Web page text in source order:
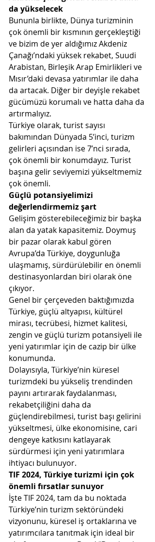
da yükselecek
Bununla birlikte, Dünya turizminin
çok önemli bir kısmının gerçekleştiği
ve bizim de yer aldığımız Akdeniz
Çanağı’ndaki yüksek rekabet, Suudi
Arabistan, Birleşik Arap Emirlikleri ve
Mısır’daki devasa yatırımlar ile daha
da artacak. Diğer bir deyişle rekabet
gücümüzü korumalı ve hatta daha da
artırmalıyız.
Türkiye olarak, turist sayısı
bakımından Dünyada 5’inci, turizm
gelirleri açısından ise 7’nci sırada,
çok önemli bir konumdayız. Turist
başına gelir seviyemizi yükseltmemiz
çok önemli.
Güçlü potansiyelimizi
değerlendirmemiz şart
Gelişim gösterebileceğimiz bir başka
alan da yatak kapasitemiz. Doymuş
bir pazar olarak kabul gören
Avrupa’da Türkiye, doygunluğa
ulaşmamış, sürdürülebilir en önemli
destinasyonlardan biri olarak öne
çıkıyor.
Genel bir çerçeveden baktığımızda
Türkiye, güçlü altyapısı, kültürel
mirası, tecrübesi, hizmet kalitesi,
zengin ve güçlü turizm potansiyeli ile
yeni yatırımlar için de cazip bir ülke
konumunda.
Dolayısıyla, Türkiye’nin küresel
turizmdeki bu yükseliş trendinden
payını artırarak faydalanması,
rekabetçiliğini daha da
güçlendirebilmesi, turist başı gelirini
yükseltmesi, ülke ekonomisine, cari
dengeye katkısını katlayarak
sürdürmesi için yeni yatırımlara
ihtiyacı bulunuyor.
TIF 2024, Türkiye turizmi için çok
önemli fırsatlar sunuyor
İşte TIF 2024, tam da bu noktada
Türkiye’nin turizm sektöründeki
vizyonunu, küresel iş ortaklarına ve
yatırımcılara tanıtmak için ideal bir